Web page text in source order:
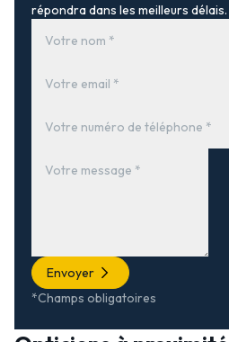
répondra dans les meilleurs délais.
Envoyer
*Champs obligatoires